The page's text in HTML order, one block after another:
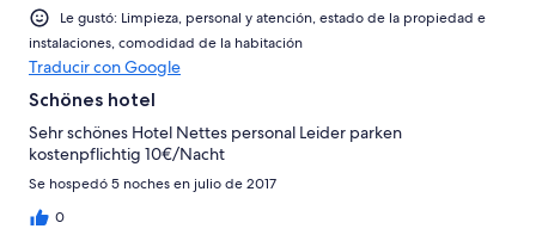
Le gustó: Limpieza, personal y atención, estado de la propiedad e
instalaciones, comodidad de la habitación
Traducir con Google
Schönes hotel
Sehr schönes Hotel Nettes personal Leider parken
kostenpflichtig 10€/Nacht
Se hospedó 5 noches en julio de 2017
0